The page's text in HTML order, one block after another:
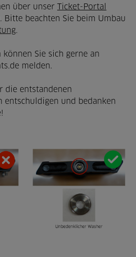
über unser
Ticket-Portal
Bitte beachten Sie beim Umbau
.
Sie sich gerne an
melden.
die entstandenen
entschuldigen und bedanken